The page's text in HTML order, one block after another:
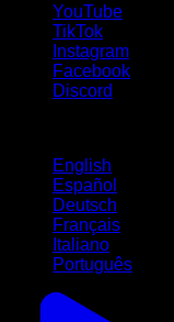
YouTube
TikTok
Instagram
Facebook
Discord
English
Español
Deutsch
Français
Italiano
Português